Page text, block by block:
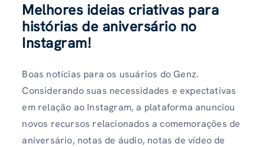
Melhores ideias criativas para
histórias de aniversário no
Instagram!
Boas notícias para os usuários do Genz.
Considerando suas necessidades e expectativas
em relação ao Instagram, a plataforma anunciou
novos recursos relacionados a comemorações de
aniversário, notas de áudio, notas de vídeo de